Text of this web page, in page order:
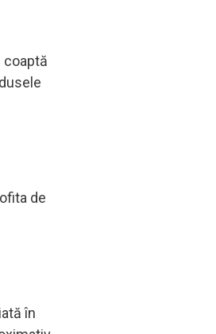
coaptă
de
în